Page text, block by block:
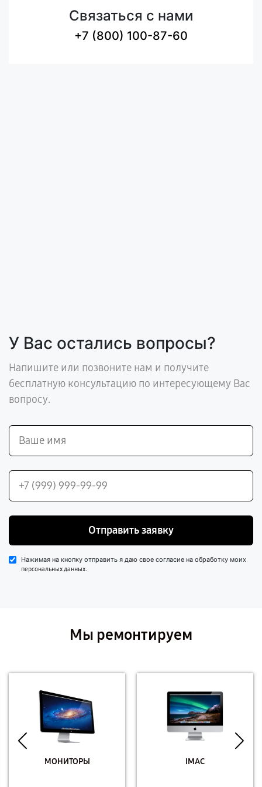
Связаться с нами
+7 (800) 100-87-60
У Вас остались вопросы?
Напишите или позвоните нам и получите
бесплатную консультацию по интересующему Вас
вопросу.
Отправить заявку
Нажимая на кнопку отправить я даю свое согласие на обработку моих
персональных данных.
Мы ремонтируем
МОНИТОРЫ IMAC